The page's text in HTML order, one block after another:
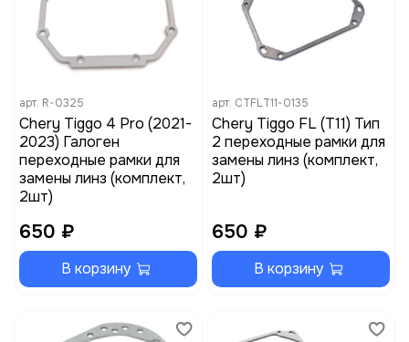
арт. R-0325
Chery Tiggo 4 Pro (2021-
2023) Галоген
переходные рамки для
замены линз (комплект,
2шт)
650 ₽
В корзину
арт. CTFLT11-0135
Chery Tiggo FL (T11) Тип
2 переходные рамки для
замены линз (комплект,
2шт)
650 ₽
В корзину